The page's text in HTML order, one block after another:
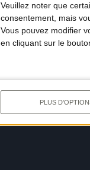
Veuillez noter que
consentement, mais
Vous pouvez modifier
en cliquant sur le
PLUS